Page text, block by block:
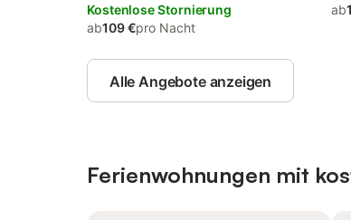
Kostenlose Stornierung
ab109 €pro Nacht
ab
Alle Angebote anzeigen
Ferienwohnungen mit